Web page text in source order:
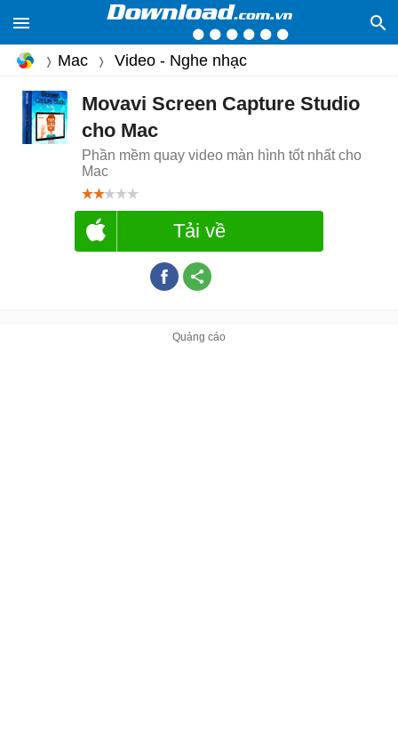
Mac Video - Nghe nhạc
Movavi Screen Capture Studio
cho Mac
Phần mềm quay video màn hình tốt nhất cho
Mac
Tải về